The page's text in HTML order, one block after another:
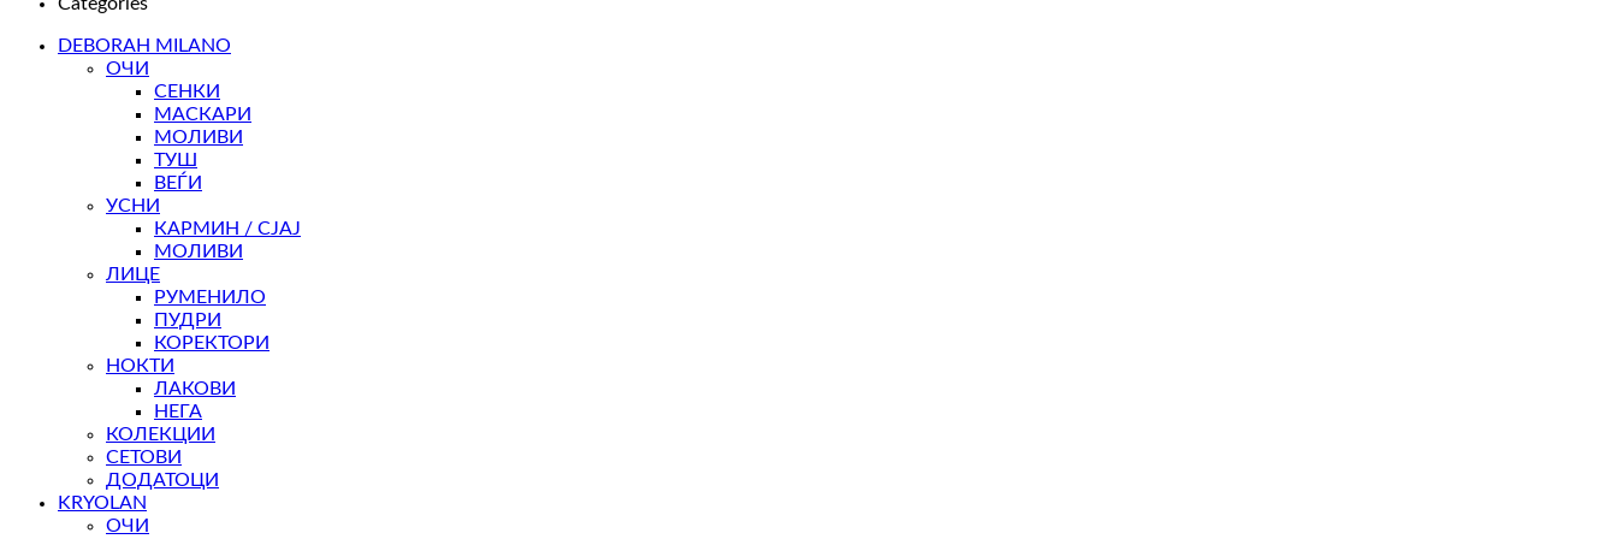
Categories
DEBORAH MILANO
ОЧИ
СЕНКИ
МАСКАРИ
МОЛИВИ
ТУШ
ВЕЃИ
УСНИ
КАРМИН / СЈАЈ
МОЛИВИ
ЛИЦЕ
РУМЕНИЛО
ПУДРИ
КОРЕКТОРИ
НОКТИ
ЛАКОВИ
НЕГА
КОЛЕКЦИИ
СЕТОВИ
ДОДАТОЦИ
KRYOLAN
ОЧИ